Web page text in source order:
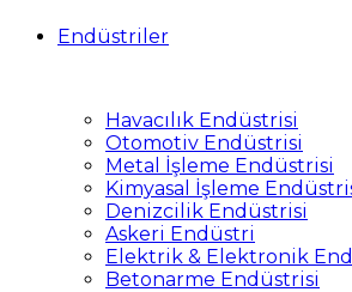
Endüstriler
Havacılık Endüstrisi
Otomotiv Endüstrisi
Metal İşleme Endüstrisi
Kimyasal İşleme
Denizcilik Endüstrisi
Askeri Endüstri
Elektrik & Elektronik
Betonarme Endüstrisi